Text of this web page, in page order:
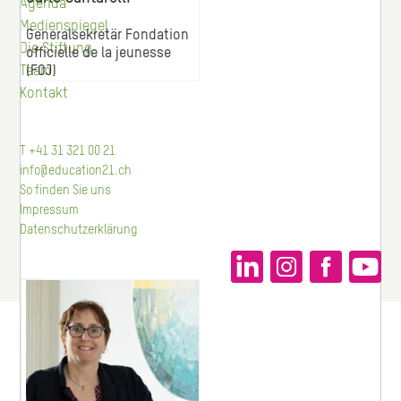
Generalsekretär Fondation
officielle de la jeunesse
(FOJ)
Agenda
Medienspiegel
Die Stiftung
Team
Kontakt
T +41 31 321 00 21
info@education21.ch
So finden Sie uns
Impressum
Datenschutzerklärung